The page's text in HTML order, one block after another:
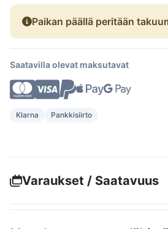
Paikan päällä peritään
Saatavilla olevat maksutavat
Klarna Pankkisiirto
Varaukset / Saatavuus